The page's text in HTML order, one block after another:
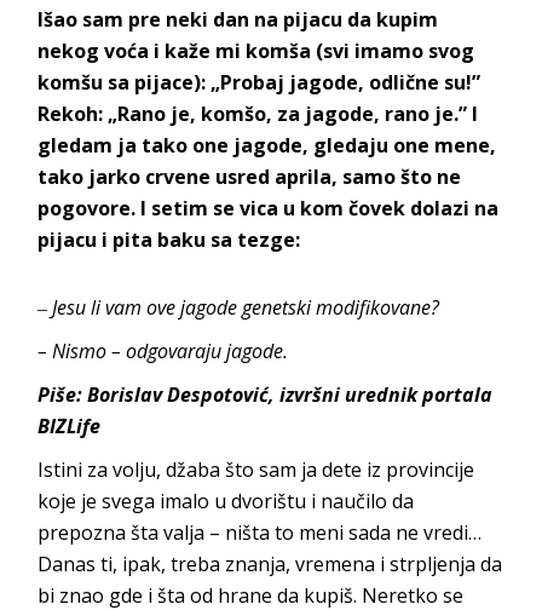
Išao sam pre neki dan na pijacu da kupim
nekog voća i kaže mi komša (svi imamo svog
komšu sa pijace): „Probaj jagode, odlične su!”
Rekoh: „Rano je, komšo, za jagode, rano je.” I
gledam ja tako one jagode, gledaju one mene,
tako jarko crvene usred aprila, samo što ne
pogovore. I setim se vica u kom čovek dolazi na
pijacu i pita baku sa tezge:
‒Jesu li vam ove jagode genetski modifikovane?
– Nismo– odgovaraju jagode.
Piše: Borislav Despotović, izvršni urednik portala
BIZLife
Istini za volju, džaba što sam ja dete iz provincije
koje je svega imalo u dvorištu i naučilo da
prepozna šta valja – ništa to meni sada ne vredi…
Danas ti, ipak, treba znanja, vremena i strpljenja da
bi znao gde i šta od hrane da kupiš. Neretko se